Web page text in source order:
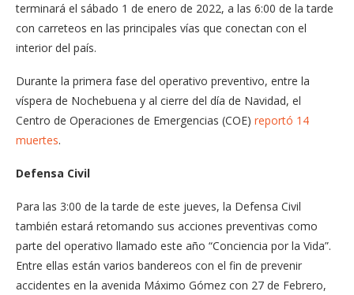
terminará el sábado 1 de enero de 2022, a las 6:00 de la tarde
con carreteos en las principales vías que conectan con el
interior del país.
Durante la primera fase del operativo preventivo, entre la
víspera de Nochebuena y al cierre del día de Navidad, el
Centro de Operaciones de Emergencias (COE) reportó 14
muertes.
Defensa Civil
Para las 3:00 de la tarde de este jueves, la Defensa Civil
también estará retomando sus acciones preventivas como
parte del operativo llamado este año “Conciencia por la Vida”.
Entre ellas están varios bandereos con el fin de prevenir
accidentes en la avenida Máximo Gómez con 27 de Febrero,